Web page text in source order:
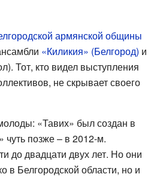
армянской общины
«Киликия» (Белгород) и
Тот, кто видел выступления
не скрывает своего
«Тавих» был создан в
чуть позже – в 2012-м.
до двадцати двух лет. Но они
в Белгородской области, но и